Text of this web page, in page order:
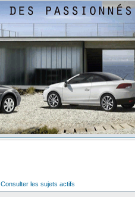
Consulter les sujets actifs